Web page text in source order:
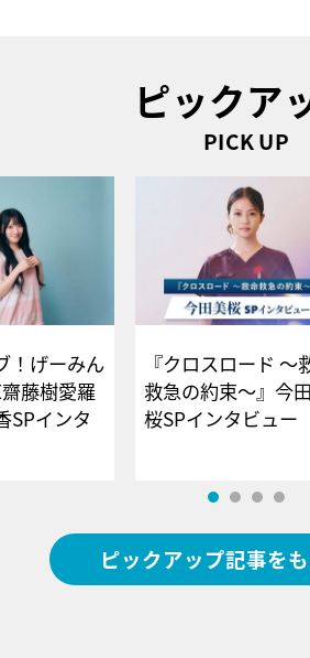
ピックア
PICK UP
！げーみん
藤樹愛羅
SPインタ
『クロスロード ～
救急の約束～』今
桜SPインタビュ
ピックアップ記事を